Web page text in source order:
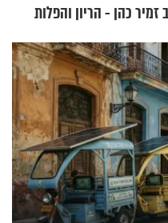
זמיר כהן - הריון והפלות